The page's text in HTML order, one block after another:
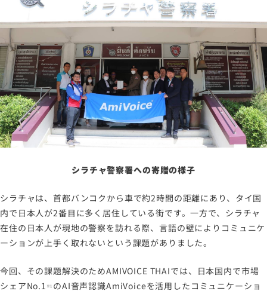
シラチャ警察署への寄贈の様子
シラチャは、首都バンコクから車で約2時間の距離にあり、タイ国
内で日本人が2番目に多く居住している街です。一方で、シラチャ
在住の日本人が現地の警察を訪れる際、言語の壁によりコミュニケ
ーションが上手く取れないという課題がありました。
今回、その課題解決のためAMIVOICE THAIでは、日本国内で市場
シェアNo.1 ※1 のAI音声認識AmiVoiceを活用したコミュニケーショ